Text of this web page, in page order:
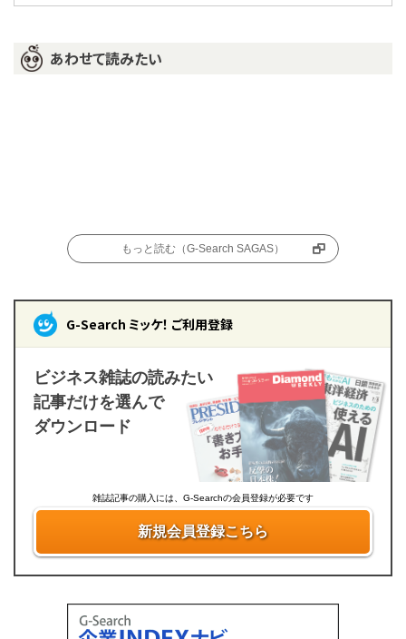
あわせて読みたい
もっと読む（G-Search SAGAS）
G-Search ミッケ！ ご利用登録
ビジネス雑誌の読みたい
記事だけを選んで
ダウンロード
雑誌記事の購入には、G-Searchの会員登録が必要です
新規会員登録こちら